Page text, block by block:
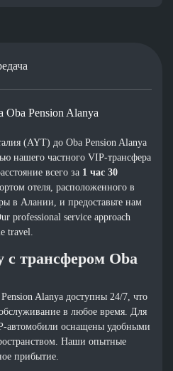
Pension Alanya
(AYT) до Oba Pension Alanya
нашего частного VIP-трансфера
всего за 1 час 30
отеля, расположенного в
в Алании, и предоставьте нам
professional service approach
travel.
трансфером Oba
Alanya доступны 24/7, что
в любое время. Для
автомобили оснащены удобными
Наши опытные
прибытие.